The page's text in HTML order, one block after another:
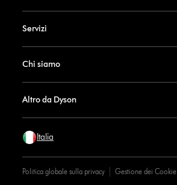
Servizi
Chi siamo
Altro da Dyson
Italia
Politica globale sulla privacy Gestione dei Cookie